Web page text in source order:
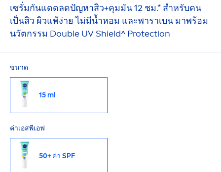
เซรั่มกันแดดลดปัญหาสิว+คุมมัน 12 ชม.* สำหรับคน
เป็นสิว ผิวแพ้ง่าย ไม่มีนํ้าหอม และพาราเบน มาพร้อม
นวัตกรรม Double UV Shield^ Protection
ขนาด
15 ml
ค่าเอสพีเอฟ
50+ ค่า SPF